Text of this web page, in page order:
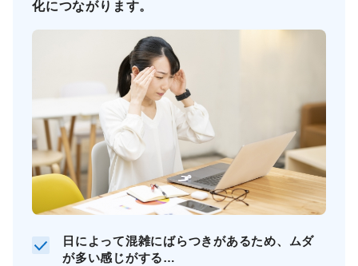
化につながります。
日によって混雑にばらつきがあるため、ムダ
が多い感じがする…